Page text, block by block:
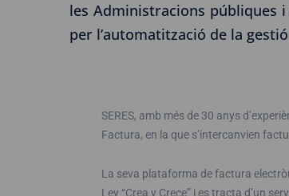
les Administracions públiques
per l’automatització de la
SERES, amb més de 30 anys
Factura, en la que s’intercanvien
La seva plataforma de factura
Ley “Crea y Crece” i es tracta d’un